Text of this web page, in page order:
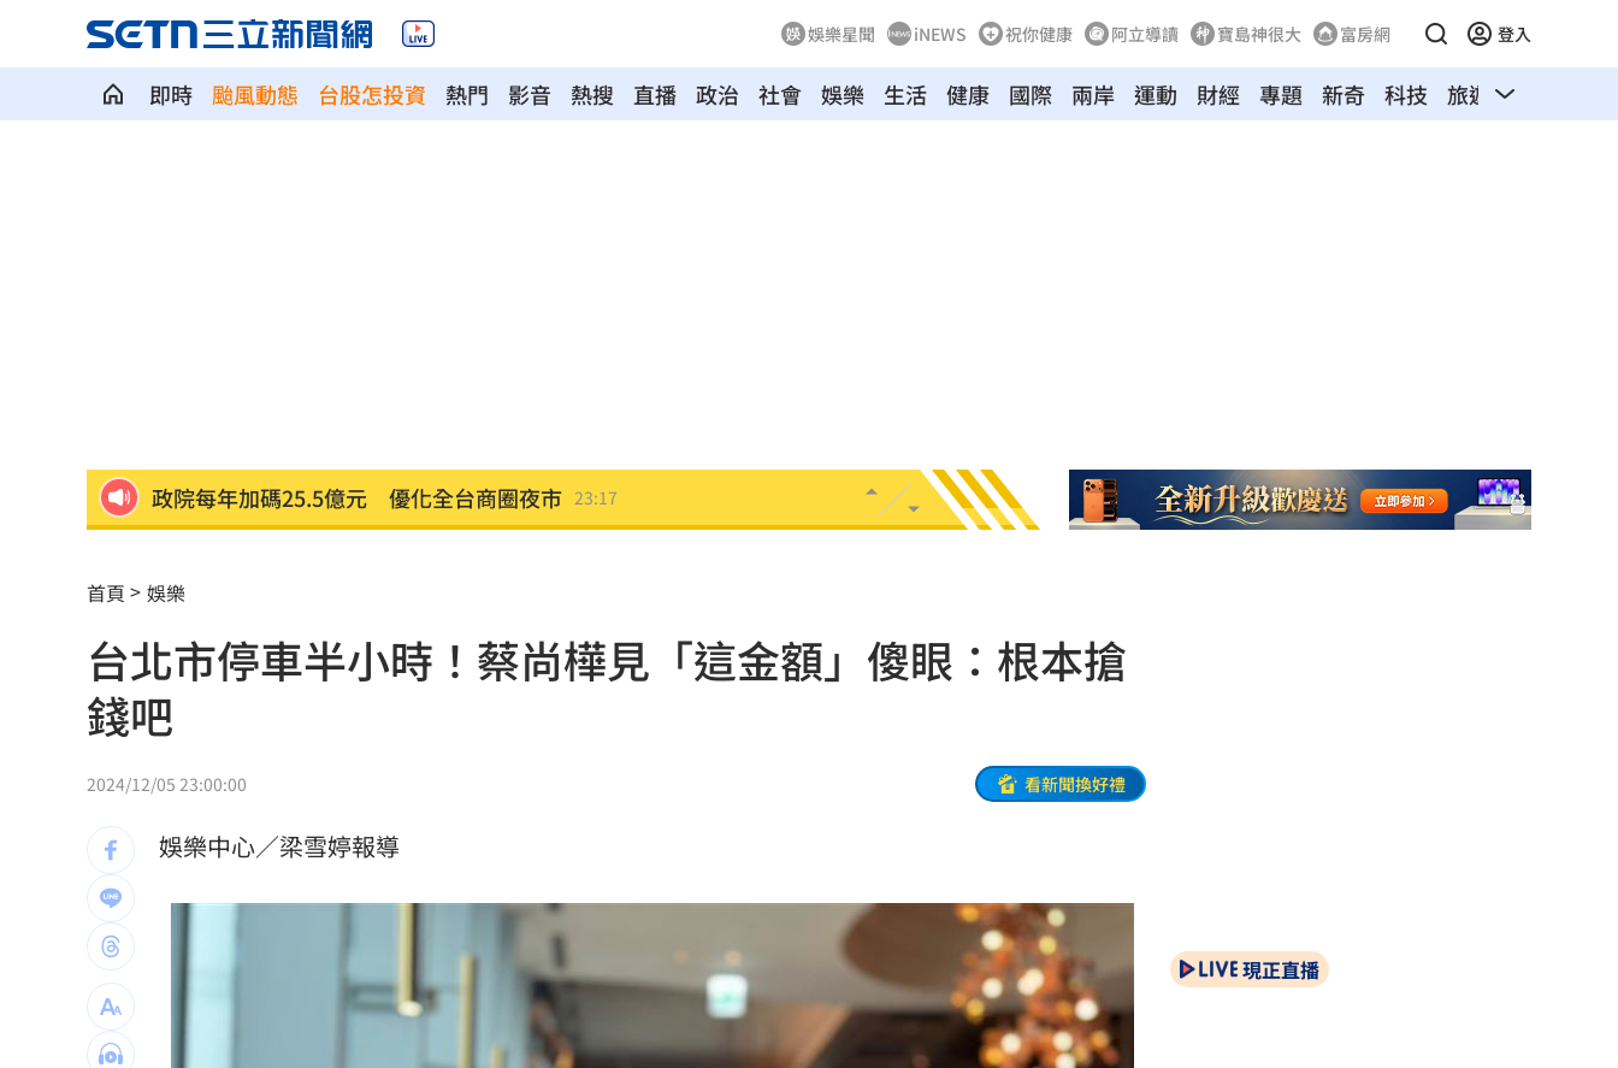
娛樂星聞 iNEWS 祝你健康 阿立導讀 寶島神很大 富房網 登入
即時 颱風動態 台股怎投資 熱門 影音 熱搜 直播 政治 社會 娛樂 生活 健康 國際 兩岸 運動 財經 專題 新奇 科技 旅遊 汽車
政院每年加碼25.5億元 優化全台商圈夜市 23:17
癌末男缺錢鋌而走險 3D玩具熊夾藏K他命 23:16
俄羅斯蝗害肆虐如末日 網驚：聖經十災 23:06
慈濟採購BNT遭詐10億 他：不聽衛福部勸
蔡英文做2件事 黃暐瀚：台東變五五波
蔣萬安危險了！《壹蘋》台北市...
「地獄酷暑」襲南韓 礦泉水曝曬恐致癌 23:00
父親節真的快樂嗎？房貸10年暴增逾400萬
律師勾宗教大師「家族」詐慈濟 僅她交保
首頁 娛樂
台北市停車半小時！蔡尚樺見「這金額」傻眼：根本搶
錢吧
2024/12/05 23:00:00 看新聞換好禮
娛樂中心／梁雪婷報導
現正直播